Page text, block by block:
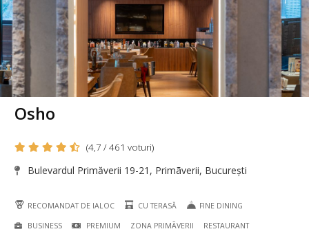
Osho
(4,7 / 461 voturi)
Bulevardul Primăverii 19-21, Primãverii, București
RECOMANDAT DE IALOC CU TERASĂ FINE DINING
BUSINESS PREMIUM ZONA PRIMÃVERII RESTAURANT